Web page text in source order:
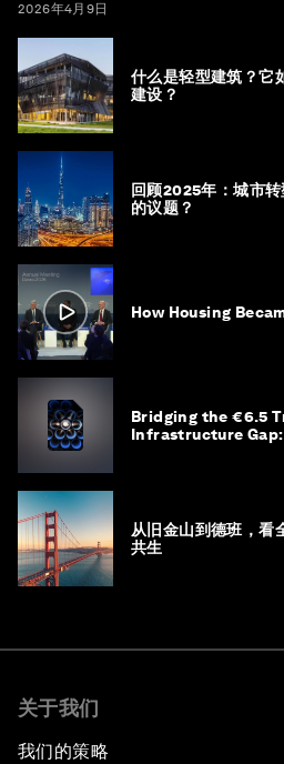
2026年4月9日
什么是轻型建筑？它
建设？
回顾2025年：城市
的议题？
How Housing
Bridging the €6.5
Infrastructure
从旧金山到德班，看
共生
关于我们
我们的策略